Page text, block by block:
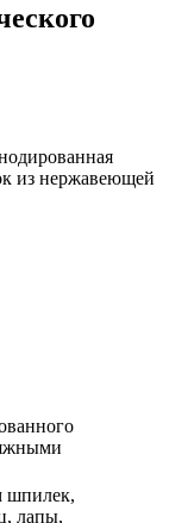
из нержавеющей
шпилек,
лапы,